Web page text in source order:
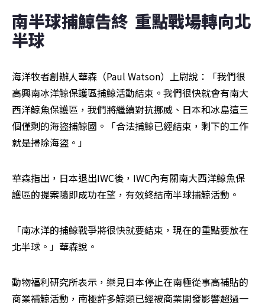
南半球捕鯨告終  重點戰場轉向北
半球
海洋牧者創辦人華森（Paul Watson）上尉說：「我們很
高興南冰洋鯨保護區捕鯨活動結束。我們很快就會有南大
西洋鯨魚保護區，我們將繼續對抗挪威、日本和冰島這三
個僅剩的海盜捕鯨國。「合法捕鯨已經結束，剩下的工作
就是掃除海盜。」
華森指出，日本退出IWC後，IWC內有關南大西洋鯨魚保
護區的提案隨即成功在望，有效終結南半球捕鯨活動。
「南冰洋的捕鯨戰爭將很快就要結束，現在的重點要放在
北半球。」華森說。
動物福利研究所表示，樂見日本停止在南極從事高補貼的
商業補鯨活動，南極許多鯨類已經被商業開發影響超過一